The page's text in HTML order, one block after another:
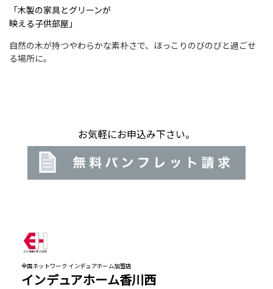
「木製の家具とグリーンが
映える子供部屋」
自然の木が持つやわらかな素朴さで、ほっこりのびのびと過ごせ
る場所に。
お気軽にお申込み下さい。
全国ネットワーク インデュアホーム加盟店
インデュアホーム香川西